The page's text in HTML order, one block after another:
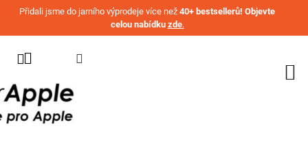
Přejít na obsah
Přidali jsme do jarního výprodeje více než 40+ bestsellerů! Objevte
celou nabídku zde.
IPHONE